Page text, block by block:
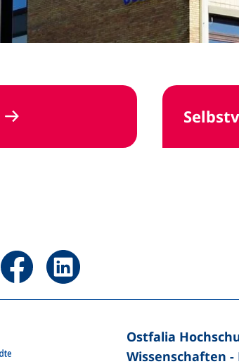
Seite über Facebook teilen (externer
Seite über LinkedIn teilen
Ostfalia
Wissenschaften